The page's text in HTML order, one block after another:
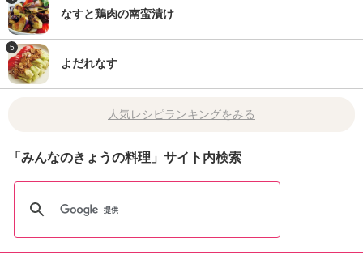
なすと鶏肉の南蛮漬け
5
よだれなす
人気レシピランキングをみる
「みんなのきょうの料理」サイト内検索